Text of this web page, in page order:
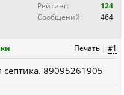
Рейтинг:
124
Сообщений:
464
Печать | #1
89095261905